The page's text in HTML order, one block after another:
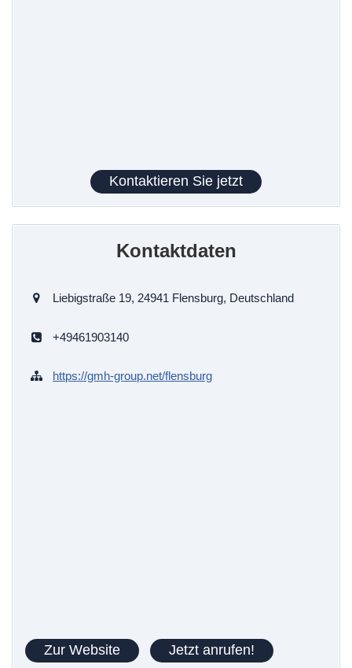
Kontaktieren Sie jetzt
Kontaktdaten
Liebigstraße 19, 24941 Flensburg, Deutschland
+49461903140
https://gmh-group.net/flensburg
Zur Website Jetzt anrufen!